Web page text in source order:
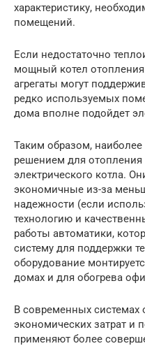
характеристику,
помещений.
Если недостаточно
мощный котел
агрегаты могут
редко используемых
дома вполне подойдет
Таким образом,
решением для отопления
электрического котла.
экономичные из-за
надежности (если
технологию и
работы автоматики,
систему для поддержки
оборудование
домах и для обогрева
В современных
экономических затрат
применяют более